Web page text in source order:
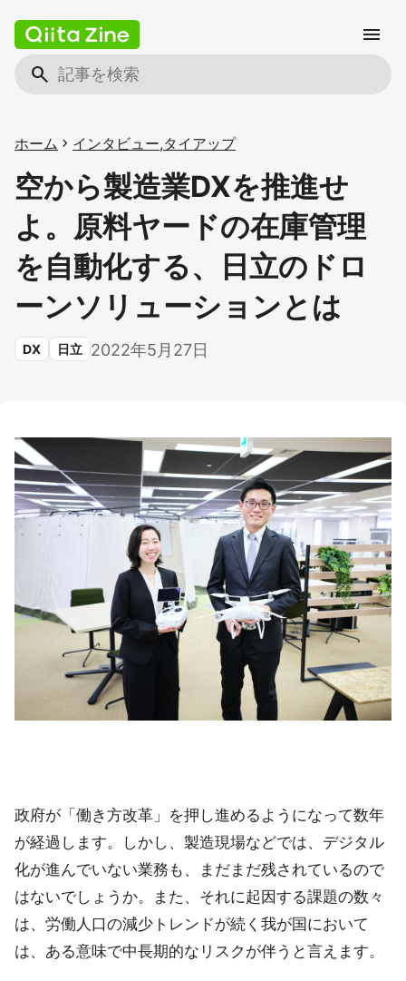
search
menu
ホーム chevron_right インタビュー,タイアップ
空から製造業DXを推進せ
よ。原料ヤードの在庫管理
を自動化する、日立のドロ
ーンソリューションとは
DX 日立 2022年5月27日
政府が「働き方改革」を押し進めるようになって数年
が経過します。しかし、製造現場などでは、デジタル
化が進んでいない業務も、まだまだ残されているので
はないでしょうか。また、それに起因する課題の数々
は、労働人口の減少トレンドが続く我が国において
は、ある意味で中長期的なリスクが伴うと言えます。